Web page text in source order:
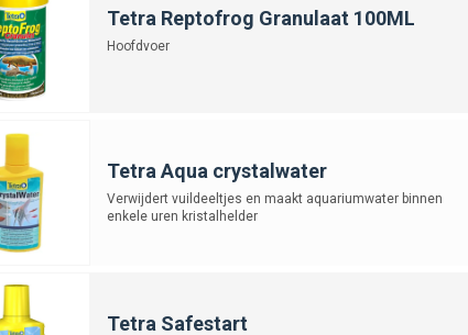
Tetra Reptofrog Granulaat 100ML
Hoofdvoer
Tetra Aqua crystalwater
Verwijdert vuildeeltjes en maakt aquariumwater binnen
enkele uren kristalhelder
Tetra Safestart